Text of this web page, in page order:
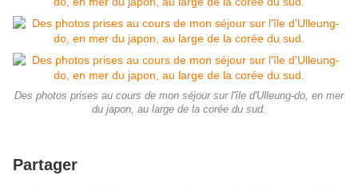
Des photos prises au cours de mon séjour sur l'île d'Ulleung-do, en mer
du japon, au large de la corée du sud.
Partager